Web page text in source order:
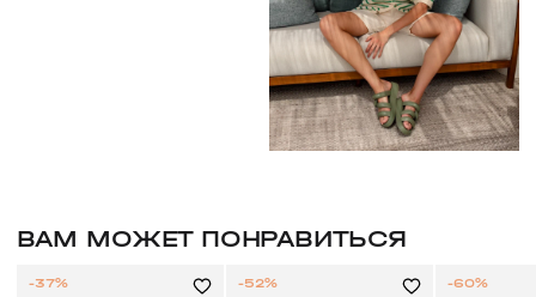
ВАМ МОЖЕТ ПОНРАВИТЬСЯ
-37% -52% -60%